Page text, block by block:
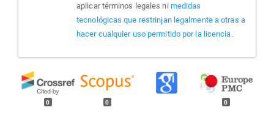
aplicar términos legales ni medidas
tecnológicas que restrinjan legalmente a otras a
hacer cualquier uso permitido por la licencia.
0 0 0